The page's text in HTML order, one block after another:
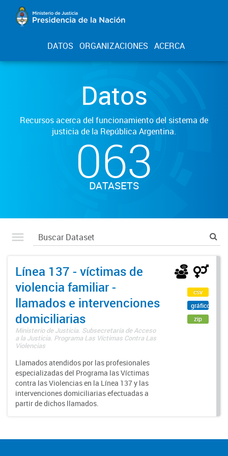
DATOS ORGANIZACIONES ACERCA
Datos
Recursos acerca del funcionamiento del sistema de
justicia de la República Argentina.
063
DATASETS
Línea 137 - víctimas de
violencia familiar -
llamados e intervenciones
domiciliarias
Ministerio de Justicia. Subsecretaría de Acceso
a la Justicia. Programa Las Víctimas Contra Las
Violencias
Llamados atendidos por las profesionales
especializadas del Programa las Víctimas
contra las Violencias en la Línea 137 y las
intervenciones domiciliarias efectuadas a
partir de dichos llamados.
csv
gráfico
zip